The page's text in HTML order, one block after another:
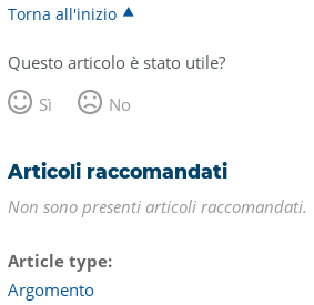
Torna all'inizio
Questo articolo è stato utile?
Sì
No
Articoli raccomandati
Non sono presenti articoli raccomandati.
Article type
Argomento